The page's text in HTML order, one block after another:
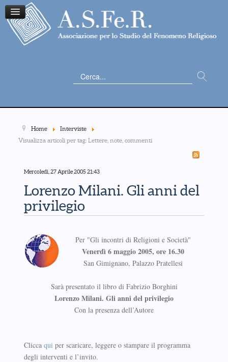
Cerca...
Home
Interviste
Visualizza articoli per tag: Lettere, note, commenti
Mercoledì, 27 Aprile 2005 21:43
Lorenzo Milani. Gli anni del
privilegio
Per "Gli incontri di Religioni e Società"
Venerdì 6 maggio 2005, ore 16.30
San Gimignano, Palazzo Pratellesi
Sarà presentato il libro di Fabrizio Borghini
Lorenzo Milani. Gli anni del privilegio
Con la presenza dell’Autore
Clicca qui per scaricare, leggere o stampare il programma
degli interventi e l’invito.